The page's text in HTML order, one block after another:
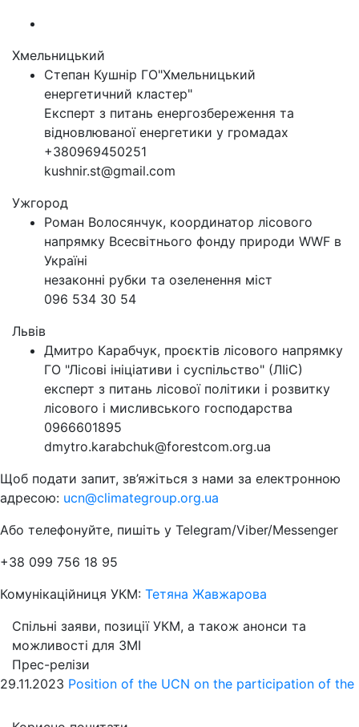
Хмельницький
Степан Кушнір ГО"Хмельницький
енергетичний кластер"
Експерт з питань енергозбереження та
відновлюваної енергетики у громадах
+380969450251
kushnir.st@gmail.com
Ужгород
Роман Волосянчук, координатор лісового
напрямку Всесвітнього фонду природи WWF в
Україні
незаконні рубки та озеленення міст
096 534 30 54
Львів
Дмитро Карабчук, проєктів лісового напрямку
ГО "Лісові ініціативи і суспільство" (ЛІіС)
експерт з питань лісової політики і розвитку
лісового і мисливського господарства
0966601895
dmytro.karabchuk@forestcom.org.ua
Щоб подати запит, зв’яжіться з нами за електронною
адресою: ucn@climategroup.org.ua
Або телефонуйте, пишіть у Telegram/Viber/Messenger
+38 099 756 18 95
Комунікаційниця УКМ: Тетяна Жавжарова
Спільні заяви, позиції УКМ, а також анонси та
можливості для ЗМІ
Прес-релізи
29.11.2023 Position of the UCN on the participation of the